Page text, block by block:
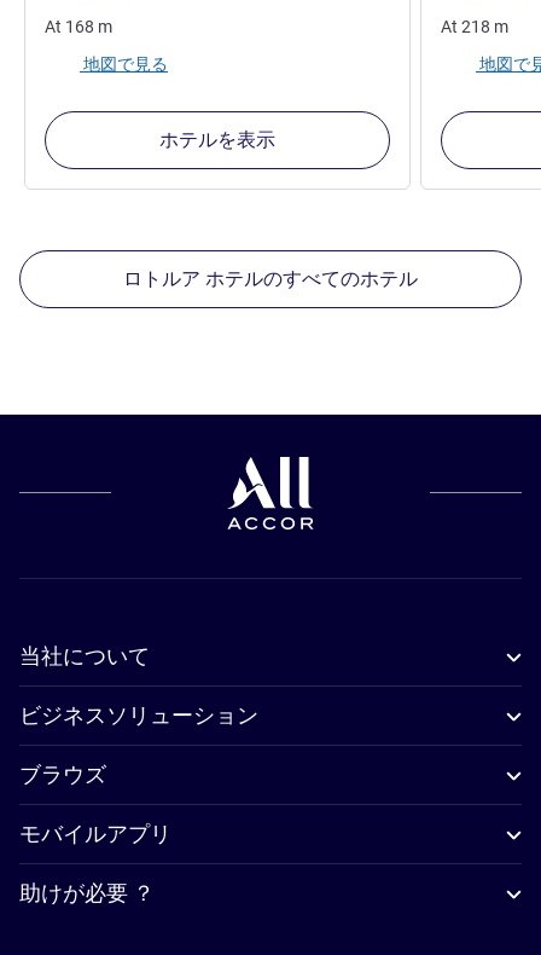
At 168 m
地図で見る
ホテルを表示
At 218 m
地図で
ロトルア ホテルのすべてのホテル
当社について
ビジネスソリューション
ブラウズ
モバイルアプリ
助けが必要 ？